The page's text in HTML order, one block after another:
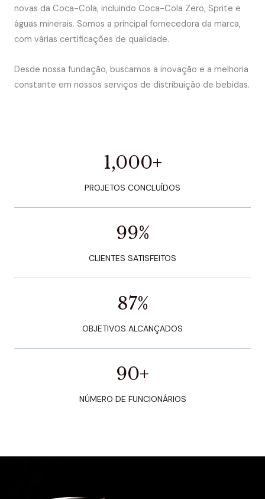
novas da Coca-Cola, incluindo Coca-Cola Zero, Sprite e
águas minerais. Somos a principal fornecedora da marca,
com várias certificações de qualidade.
Desde nossa fundação, buscamos a inovação e a melhoria
constante em nossos serviços de distribuição de bebidas.
1,000+
PROJETOS CONCLUÍDOS
99%
CLIENTES SATISFEITOS
87%
OBJETIVOS ALCANÇADOS
90+
NÚMERO DE FUNCIONÁRIOS